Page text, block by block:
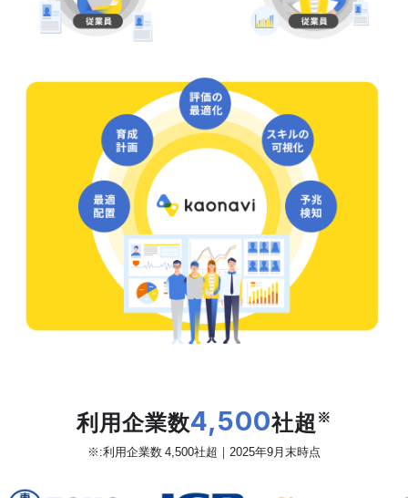
利用企業数4,500社超 ※
※:利用企業数 4,500社超｜2025年9月末時点